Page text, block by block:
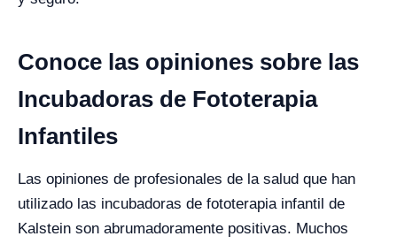
Conoce las opiniones sobre las
Incubadoras de Fototerapia
Infantiles
Las opiniones de profesionales de la salud que han
utilizado las incubadoras de fototerapia infantil de
Kalstein son abrumadoramente positivas. Muchos